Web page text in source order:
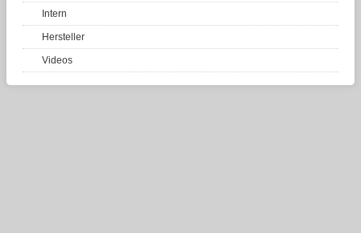
Intern
Hersteller
Videos